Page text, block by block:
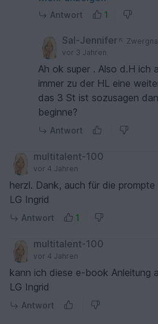
Ich hoffe, das hilft!
Antwort 1
Sal-Jennifer
vor 3 Jahren
Ah ok super . Also d.H ich
immer zu der HL eine
das 3 St ist sozusagen
beginne?
Antwort
multitalent-100
vor 4 Jahren
herzl. Dank, auch für die prompte
LG Ingrid
Antwort 1
multitalent-100
vor 4 Jahren
kann ich diese e-book Anleitung
LG Ingrid
Antwort